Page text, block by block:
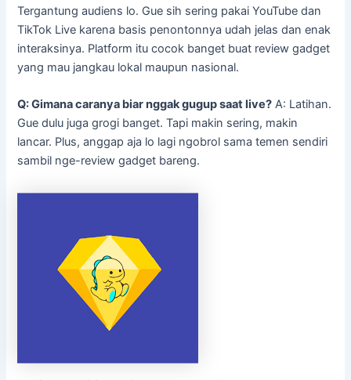
Tergantung audiens lo. Gue sih sering pakai YouTube dan
TikTok Live karena basis penontonnya udah jelas dan enak
interaksinya. Platform itu cocok banget buat review gadget
yang mau jangkau lokal maupun nasional.
Q: Gimana caranya biar nggak gugup saat live? A: Latihan.
Gue dulu juga grogi banget. Tapi makin sering, makin
lancar. Plus, anggap aja lo lagi ngobrol sama temen sendiri
sambil nge-review gadget bareng.